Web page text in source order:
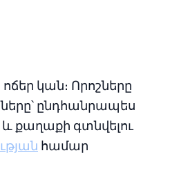
կան։ Որոշները
ընդհանրապես
և քաղաքի գտնվելու
համար